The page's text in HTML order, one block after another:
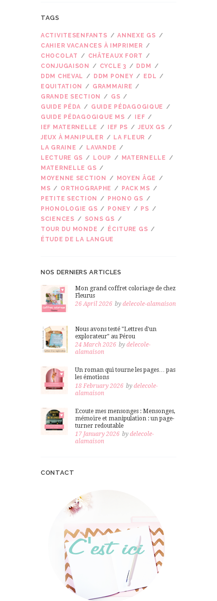
TAGS
ACTIVITESENFANTS
ANNEXE GS
CAHIER VACANCES À IMPRIMER
CHOCOLAT
CHÂTEAUX FORT
CONJUGAISON
CYCLE 3
DDM
DDM CHEVAL
DDM PONEY
EDL
EQUITATION
GRAMMAIRE
GRANDE SECTION
GS
GUIDE PÉDA
GUIDE PÉDAGOGIQUE
GUIDE PÉDAGOGIQUE MS
IEF
IEF MATERNELLE
IEF PS
JEUX GS
JEUX À MANIPULER
LA FLEUR
LA GRAINE
LAVANDE
LECTURE GS
LOUP
MATERNELLE
MATERNELLE GS
MOYENNE SECTION
MOYEN ÂGE
MS
ORTHOGRAPHE
PACK MS
PETITE SECTION
PHONO GS
PHONOLOGIE GS
PONEY
PS
SCIENCES
SONS GS
TOUR DU MONDE
ÉCITURE GS
ÉTUDE DE LA LANGUE
NOS DERNIERS ARTICLES
Mon grand coffret coloriage de chez
Fleurus
26 April 2026 bydelecole-alamaison
Nous avons testé "Lettres d'un
explorateur" au Pérou
24 March 2026 bydelecole-
alamaison
Un roman qui tourne les pages… pas
les émotions
18 February 2026 bydelecole-
alamaison
Ecoute mes mensonges : Mensonges,
mémoire et manipulation : un page-
turner redoutable
17 January 2026 bydelecole-
alamaison
CONTACT